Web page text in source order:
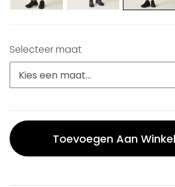
Selecteer maat
Toevoegen Aan